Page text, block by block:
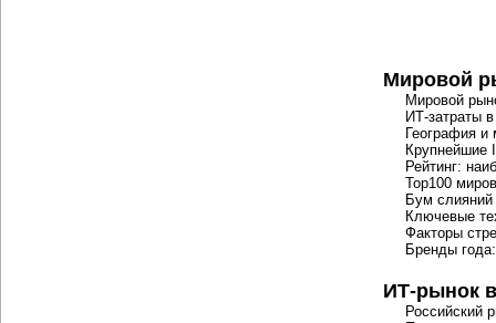
Мировой
Мировой
ИТ-затраты
География
Крупнейшие
Рейтинг:
Top100
Бум
Ключевые
Факторы
Бренды
ИТ-рынок
Российский